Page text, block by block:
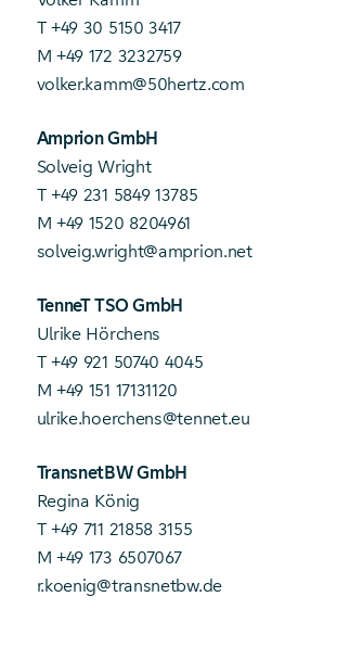
T +49 30 5150 3417
M +49 172 3232759
volker.kamm@50hertz.com
Amprion GmbH
Solveig Wright
T +49 231 5849 13785
M +49 1520 8204961
solveig.wright@amprion.net
TenneT TSO GmbH
Ulrike Hörchens
T +49 921 50740 4045
M +49 151 17131120
ulrike.hoerchens@tennet.eu
TransnetBW GmbH
Regina König
T +49 711 21858 3155
M +49 173 6507067
r.koenig@transnetbw.de